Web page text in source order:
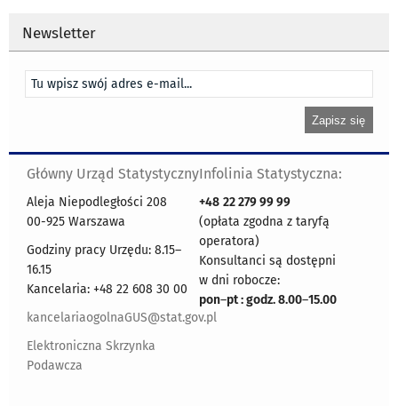
Newsletter
Główny Urząd Statystyczny
Aleja Niepodległości 208
00-925 Warszawa
Godziny pracy Urzędu: 8.15–
16.15
Kancelaria: +48 22 608 30 00
kancelariaogolnaGUS@stat.gov.pl
Elektroniczna Skrzynka
Podawcza
Infolinia Statystyczna:
+48 22 279 99 99
(opłata zgodna z taryfą
operatora)
Konsultanci są dostępni
w dni robocze:
pon–pt : godz. 8.00–15.00